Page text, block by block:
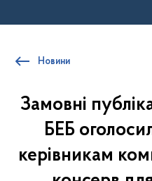
Новини
Замовні
БЕБ
керівникам